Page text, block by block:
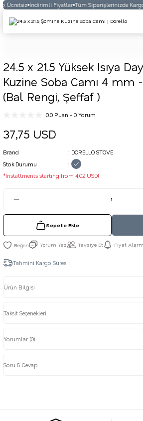
Ücretsiz İndirimli Fiyatlar Tüm Siparişlerinizde
24.5 x 21.5 Yüksek Isıya
Kuzine Soba Camı 4 mm
(Bal Rengi, Şeffaf )
0.0 Puan - 0 Yorum
37,75 USD
Brand
DORELLO STOVE
Stok Durumu
*Installments starting from 4,02 USD!
Sepete Ekle
Yorum Yaz Tavsiye Et Fiyat
Tahmini Kargo Süresi :
Ürün Bilgisi
Taksit Seçenekleri
Yorumlar (0)
Soru & Cevap